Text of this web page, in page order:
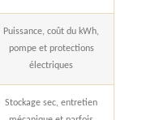
Puissance, coût du kWh,
pompe et protections
électriques
Stockage sec, entretien